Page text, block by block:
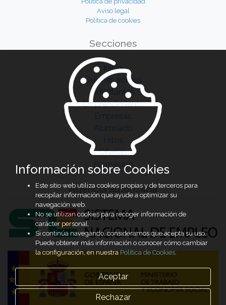
Aviso legal
Política de cookies
Secciones
Inicio
Quiénes somos
Solicitantes
Emprendimiento
Empresas
Alumnado
Hitos
Ofertas
Formación
Agencia autorizada
Información sobre Cookies
Este sitio web utiliza cookies propias y de terceros para
recopilar información que ayude a optimizar su
navegación web.
No se utilizan cookies para recoger información de
carácter personal.
Si continúa navegando, consideramos que acepta su uso.
Puede obtener más información o conocer cómo cambiar
la configuración, en nuestraPolítica de Cookies.
Aceptar
Rechazar